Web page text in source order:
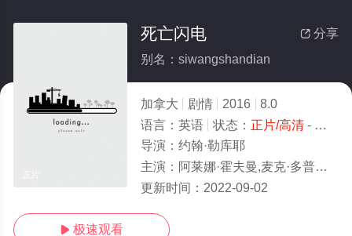
 分享
死亡闪电
别名：siwangshandian
加拿大 剧情 2016
8.0
语言： 英语 状态： 正片/高清- 免费在线观看
导演： 约翰·勒库耶
主演： 阿莱娜·霍夫曼,麦克·多普德,米米·库兹克,克里斯塔·布里吉斯,罗恩·利
更新时间： 2022-09-02
 极速观看